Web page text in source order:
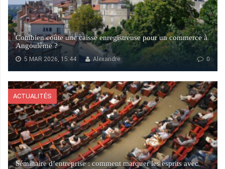
Combien coûte une caisse enregistreuse pour un commerce à
Angoulême ?
5 MAR 2026, 15:44 0
Alexandre
ACTUALITÉS
Séminaire d’entreprise : comment marquer les esprits avec